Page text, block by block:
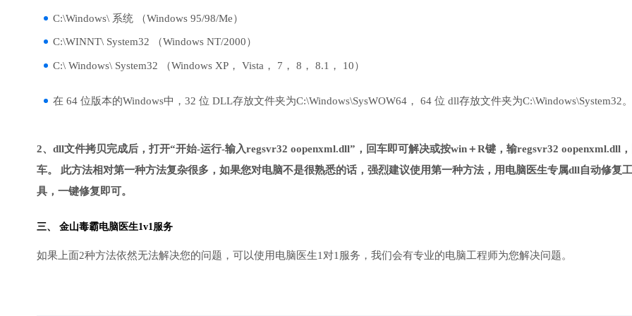
C:\Windows\ 系统 （Windows 95/98/Me）
C:\WINNT\ System32 （Windows NT/2000）
C:\ Windows\ System32 （Windows XP， Vista， 7， 8， 8.1， 10）
在 64 位版本的Windows中，32 位 DLL存放文件夹为C:\Windows\SysWOW64， 64 位 dll存放文件夹为C:\Windows\System32。
2、dll文件拷贝完成后，打开“开始-运行-输入regsvr32 oopenxml.dll”，回车即可解决或按win＋R键，输regsvr32 oopenxml.dll，
车。 此方法相对第一种方法复杂很多，如果您对电脑不是很熟悉的话，强烈建议使用第一种方法，用电脑医生专属dll自动修复工
具，一键修复即可。
三、 金山毒霸电脑医生1v1服务
如果上面2种方法依然无法解决您的问题，可以使用电脑医生1对1服务，我们会有专业的电脑工程师为您解决问题。